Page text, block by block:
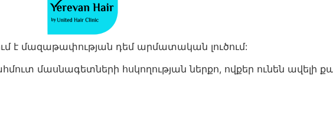
է մազաթափության դեմ արմատական ​​լուծում:
մասնագետների հսկողության ներքո, ովքեր ունեն ավելի